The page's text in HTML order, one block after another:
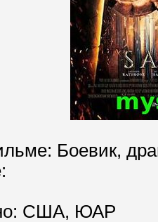
Боевик,
США, ЮАР